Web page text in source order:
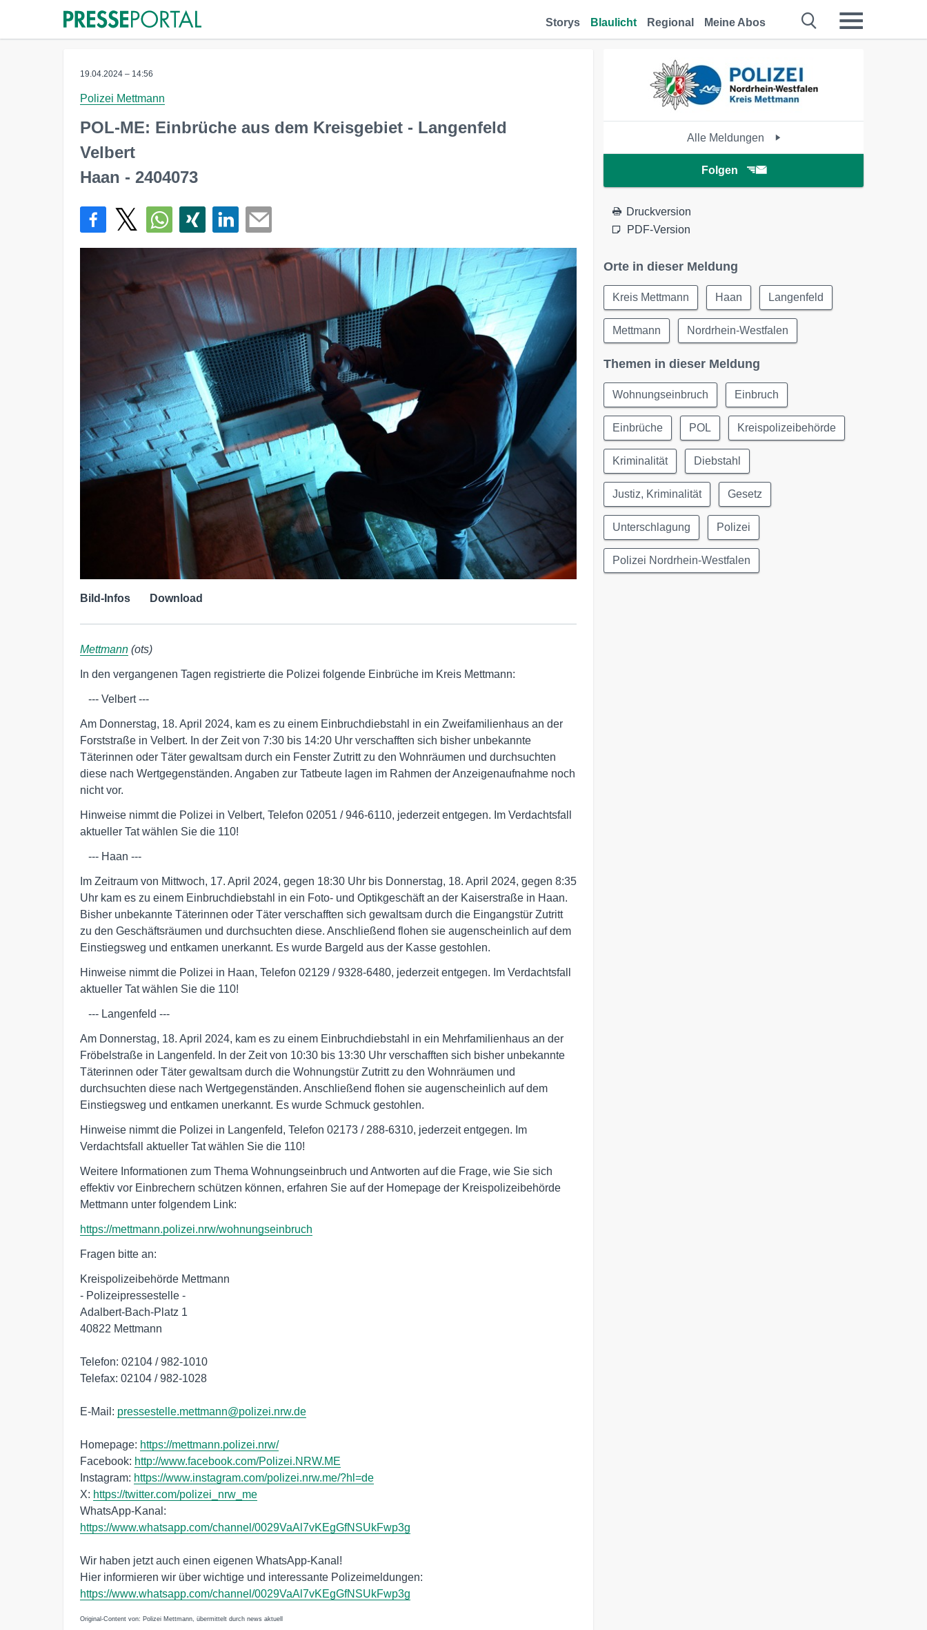
Storys Blaulicht Regional Meine Abos
19.04.2024 – 14:56
Polizei Mettmann
POL-ME: Einbrüche aus dem Kreisgebiet - Langenfeld
Velbert
Haan - 2404073
Bild-Infos Download
Mettmann (ots)
In den vergangenen Tagen registrierte die Polizei folgende Einbrüche im Kreis Mettmann:
   --- Velbert ---
Am Donnerstag, 18. April 2024, kam es zu einem Einbruchdiebstahl in ein Zweifamilienhaus an der
Forststraße in Velbert. In der Zeit von 7:30 bis 14:20 Uhr verschafften sich bisher unbekannte
Täterinnen oder Täter gewaltsam durch ein Fenster Zutritt zu den Wohnräumen und durchsuchten
diese nach Wertgegenständen. Angaben zur Tatbeute lagen im Rahmen der Anzeigenaufnahme noch
nicht vor.
Hinweise nimmt die Polizei in Velbert, Telefon 02051 / 946-6110, jederzeit entgegen. Im Verdachtsfall
aktueller Tat wählen Sie die 110!
   --- Haan ---
Im Zeitraum von Mittwoch, 17. April 2024, gegen 18:30 Uhr bis Donnerstag, 18. April 2024, gegen 8:35
Uhr kam es zu einem Einbruchdiebstahl in ein Foto- und Optikgeschäft an der Kaiserstraße in Haan.
Bisher unbekannte Täterinnen oder Täter verschafften sich gewaltsam durch die Eingangstür Zutritt
zu den Geschäftsräumen und durchsuchten diese. Anschließend flohen sie augenscheinlich auf dem
Einstiegsweg und entkamen unerkannt. Es wurde Bargeld aus der Kasse gestohlen.
Hinweise nimmt die Polizei in Haan, Telefon 02129 / 9328-6480, jederzeit entgegen. Im Verdachtsfall
aktueller Tat wählen Sie die 110!
   --- Langenfeld ---
Am Donnerstag, 18. April 2024, kam es zu einem Einbruchdiebstahl in ein Mehrfamilienhaus an der
Fröbelstraße in Langenfeld. In der Zeit von 10:30 bis 13:30 Uhr verschafften sich bisher unbekannte
Täterinnen oder Täter gewaltsam durch die Wohnungstür Zutritt zu den Wohnräumen und
durchsuchten diese nach Wertgegenständen. Anschließend flohen sie augenscheinlich auf dem
Einstiegsweg und entkamen unerkannt. Es wurde Schmuck gestohlen.
Hinweise nimmt die Polizei in Langenfeld, Telefon 02173 / 288-6310, jederzeit entgegen. Im
Verdachtsfall aktueller Tat wählen Sie die 110!
Weitere Informationen zum Thema Wohnungseinbruch und Antworten auf die Frage, wie Sie sich
effektiv vor Einbrechern schützen können, erfahren Sie auf der Homepage der Kreispolizeibehörde
Mettmann unter folgendem Link:
https://mettmann.polizei.nrw/wohnungseinbruch
Fragen bitte an:
Kreispolizeibehörde Mettmann
- Polizeipressestelle -
Adalbert-Bach-Platz 1
40822 Mettmann
Telefon: 02104 / 982-1010
Telefax: 02104 / 982-1028
E-Mail: pressestelle.mettmann@polizei.nrw.de
Homepage: https://mettmann.polizei.nrw/
Facebook: http://www.facebook.com/Polizei.NRW.ME
Instagram: https://www.instagram.com/polizei.nrw.me/?hl=de
X: https://twitter.com/polizei_nrw_me
WhatsApp-Kanal:
https://www.whatsapp.com/channel/0029VaAl7vKEgGfNSUkFwp3g
Wir haben jetzt auch einen eigenen WhatsApp-Kanal!
Hier informieren wir über wichtige und interessante Polizeimeldungen:
https://www.whatsapp.com/channel/0029VaAl7vKEgGfNSUkFwp3g
Original-Content von: Polizei Mettmann, übermittelt durch news aktuell
Alle Meldungen
Folgen
Druckversion
PDF-Version
Orte in dieser Meldung
Kreis Mettmann Haan Langenfeld
Mettmann Nordrhein-Westfalen
Themen in dieser Meldung
Wohnungseinbruch Einbruch
Einbrüche POL Kreispolizeibehörde
Kriminalität Diebstahl
Justiz, Kriminalität Gesetz
Unterschlagung Polizei
Polizei Nordrhein-Westfalen